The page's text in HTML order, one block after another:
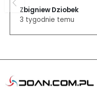
Zbigniew Dziobek
3 tygodnie temu